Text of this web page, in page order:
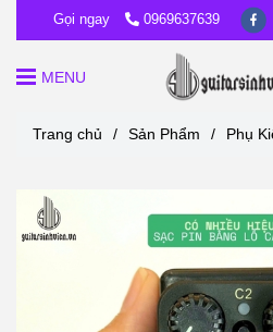
Gọi ngay 0969637639
MENU
Trang chủ / Sản Phẩm / Phụ